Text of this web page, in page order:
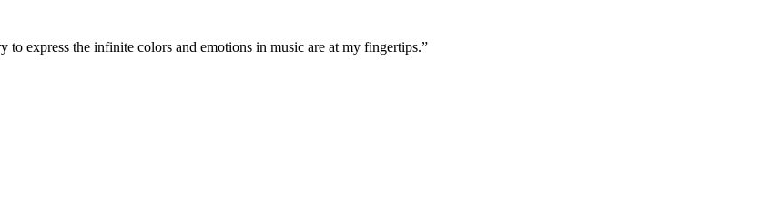
express the infinite colors and emotions in music are at my fingertips.”